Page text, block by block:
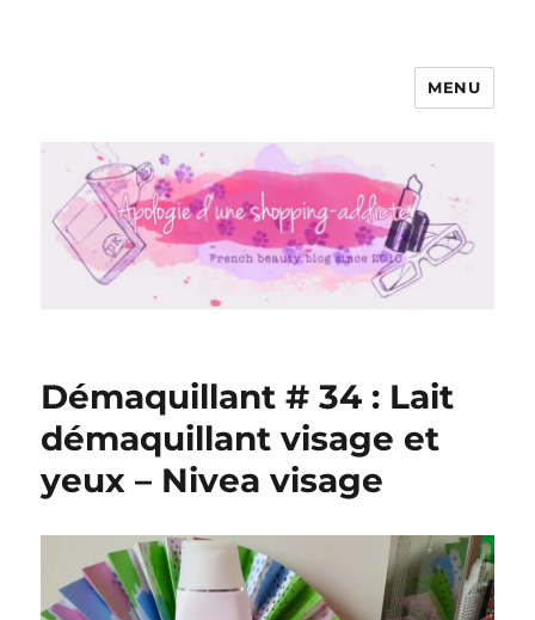
Apologie d'une Shopping-addicte
MENU
Démaquillant # 34 : Lait
démaquillant visage et
yeux – Nivea visage